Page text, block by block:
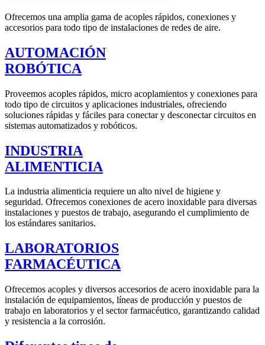
Ofrecemos una amplia gama de acoples rápidos, conexiones y
accesorios para todo tipo de instalaciones de redes de aire.
AUTOMACIÓN
ROBÓTICA
Proveemos acoples rápidos, micro acoplamientos y conexiones para
todo tipo de circuitos y aplicaciones industriales, ofreciendo
soluciones rápidas y fáciles para conectar y desconectar circuitos en
sistemas automatizados y robóticos.
INDUSTRIA
ALIMENTICIA
La industria alimenticia requiere un alto nivel de higiene y
seguridad. Ofrecemos conexiones de acero inoxidable para diversas
instalaciones y puestos de trabajo, asegurando el cumplimiento de
los estándares sanitarios.
LABORATORIOS
FARMACÉUTICA
Ofrecemos acoples y diversos accesorios de acero inoxidable para la
instalación de equipamientos, líneas de producción y puestos de
trabajo en laboratorios y el sector farmacéutico, garantizando calidad
y resistencia a la corrosión.